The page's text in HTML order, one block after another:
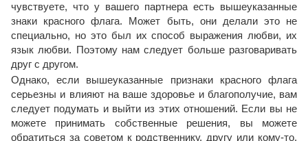
чувствуете, что у вашего партнера есть вышеуказанные
знаки красного флага. Может быть, они делали это не
специально, но это был их способ выражения любви, их
язык любви. Поэтому нам следует больше разговаривать
друг с другом.
Однако, если вышеуказанные признаки красного флага
серьезны и влияют на ваше здоровье и благополучие, вам
следует подумать и выйти из этих отношений. Если вы не
можете принимать собственные решения, вы можете
обратиться за советом к родственнику, другу или кому-то,